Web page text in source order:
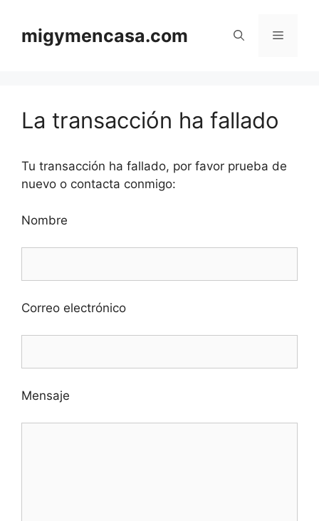
contenido
migymencasa.com Menú
La transacción ha fallado
Tu transacción ha fallado, por favor prueba de
nuevo o contacta conmigo:
Nombre
Correo electrónico
Mensaje